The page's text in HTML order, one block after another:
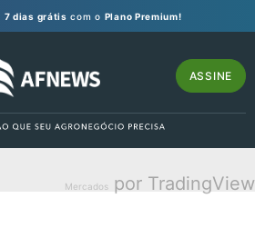
7 dias grátis com o Plano Premium!
ASSINE
Mercados por TradingView